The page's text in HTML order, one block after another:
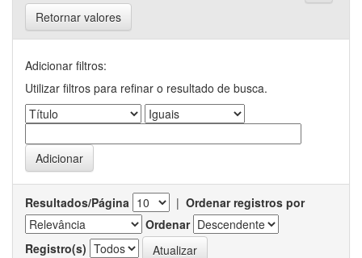
Retornar valores
Adicionar filtros:
Utilizar filtros para refinar o resultado de busca.
Resultados/Página | Ordenar registros por
Ordenar
Registro(s)